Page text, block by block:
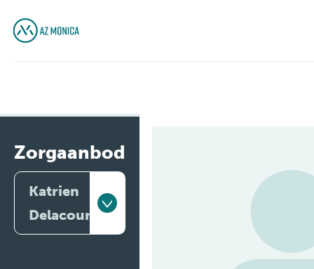
Zorgaanbod
Katrien
Delacourt